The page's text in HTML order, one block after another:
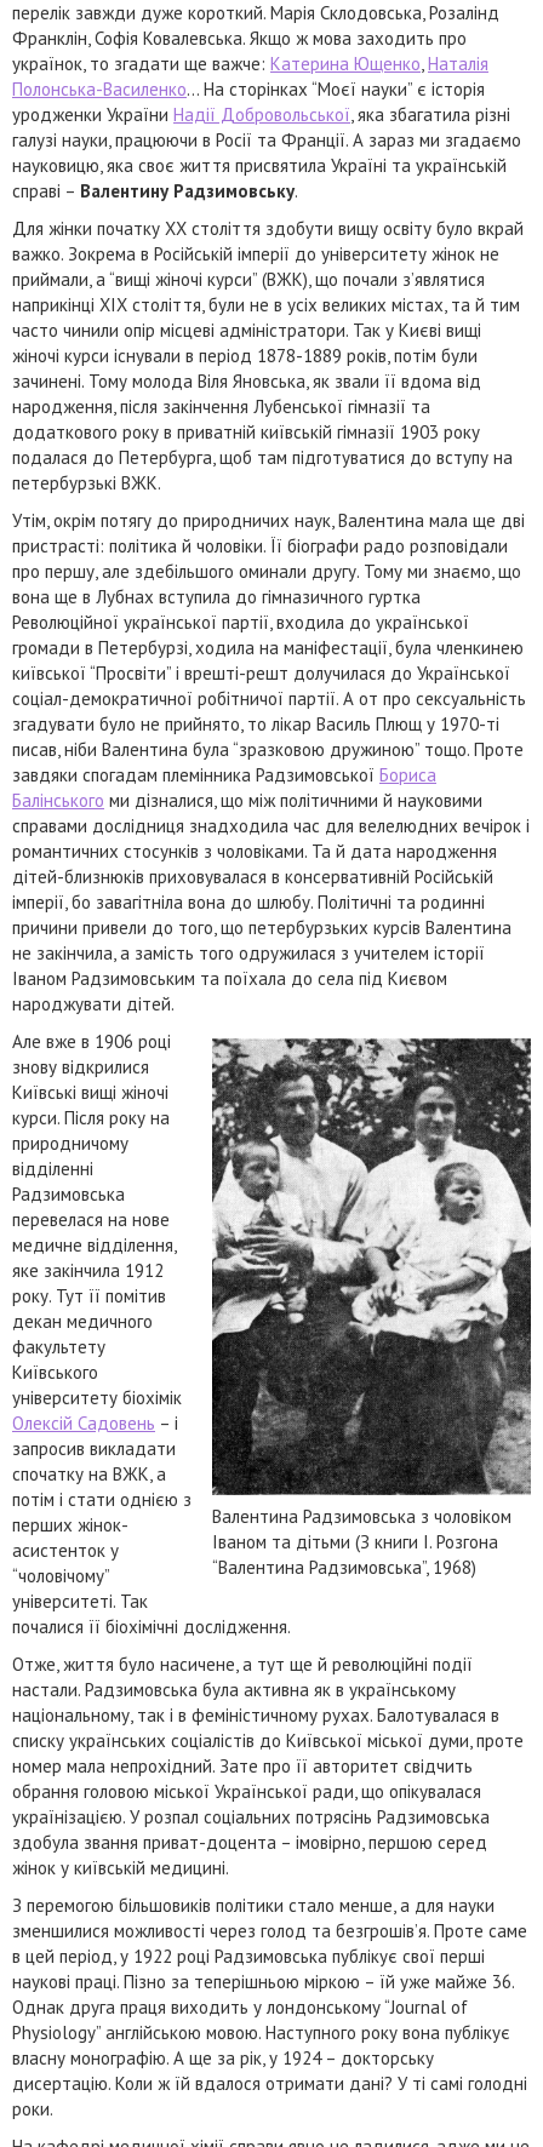
перелік завжди дуже короткий. Марія Склодовська, Розалінд
Франклін, Софія Ковалевська. Якщо ж мова заходить про
українок, то згадати ще важче: Катерина Ющенко,Наталія
Полонська-Василенко… На сторінках “Моєї науки” є історія
уродженки України Надії Добровольської, яка збагатила різні
галузі науки, працюючи в Росії та Франції. А зараз ми згадаємо
науковицю, яка своє життя присвятила Україні та українській
справі – Валентину Радзимовську.
Для жінки початку XX століття здобути вищу освіту було вкрай
важко. Зокрема в Російській імперії до університету жінок не
приймали, а “вищі жіночі курси” (ВЖК), що почали з’являтися
наприкінці XIX століття, були не в усіх великих містах, та й тим
часто чинили опір місцеві адміністратори. Так у Києві вищі
жіночі курси існували в період 1878-1889 років, потім були
зачинені. Тому молода Віля Яновська, як звали її вдома від
народження, після закінчення Лубенської гімназії та
додаткового року в приватній київській гімназії 1903 року
подалася до Петербурга, щоб там підготуватися до вступу на
петербурзькі ВЖК.
Утім, окрім потягу до природничих наук, Валентина мала ще дві
пристрасті: політика й чоловіки. Її біографи радо розповідали
про першу, але здебільшого оминали другу. Тому ми знаємо, що
вона ще в Лубнах вступила до гімназичного гуртка
Революційної української партії, входила до української
громади в Петербурзі, ходила на маніфестації, була членкинею
київської “Просвіти” і врешті-решт долучилася до Української
соціал-демократичної робітничої партії. А от про сексуальність
згадувати було не прийнято, то лікар Василь Плющ у 1970-ті
писав, ніби Валентина була “зразковою дружиною” тощо. Проте
завдяки спогадам племінника Радзимовської Бориса
Балінського ми дізналися, що між політичними й науковими
справами дослідниця знадходила час для велелюдних вечірок і
романтичних стосунків з чоловіками. Та й дата народження
дітей-близнюків приховувалася в консервативній Російській
імперії, бо завагітніла вона до шлюбу. Політичні та родинні
причини привели до того, що петербурзьких курсів Валентина
не закінчила, а замість того одружилася з учителем історії
Іваном Радзимовським та поїхала до села під Києвом
народжувати дітей.
Валентина Радзимовська з чоловіком
Іваном та дітьми (З книги І. Розгона
“Валентина Радзимовська”, 1968)
Але вже в 1906 році
знову відкрилися
Київські вищі жіночі
курси. Після року на
природничому
відділенні
Радзимовська
перевелася на нове
медичне відділення,
яке закінчила 1912
року. Тут її помітив
декан медичного
факультету
Київського
університету біохімік
Олексій Садовень – і
запросив викладати
спочатку на ВЖК, а
потім і стати однією з
перших жінок-
асистенток у
“чоловічому”
університеті. Так
почалися її біохімічні дослідження.
Отже, життя було насичене, а тут ще й революційні події
настали. Радзимовська була активна як в українському
національному, так і в феміністичному рухах. Балотувалася в
списку українських соціалістів до Київської міської думи, проте
номер мала непрохідний. Зате про її авторитет свідчить
обрання головою міської Української ради, що опікувалася
українізацією. У розпал соціальних потрясінь Радзимовська
здобула звання приват-доцента – імовірно, першою серед
жінок у київській медицині.
З перемогою більшовиків політики стало менше, а для науки
зменшилися можливості через голод та безгрошів’я. Проте саме
в цей період, у 1922 році Радзимовська публікує свої перші
наукові праці. Пізно за теперішньою міркою – їй уже майже 36.
Однак друга праця виходить у лондонському “Journal of
Physiology” англійською мовою. Наступного року вона публікує
власну монографію. А ще за рік, у 1924 – докторську
дисертацію. Коли ж їй вдалося отримати дані? У ті самі голодні
роки.